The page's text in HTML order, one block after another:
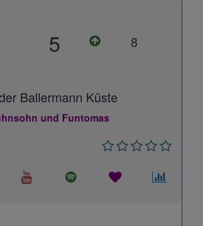
5 8
Ballermann Küste
und Funtomas